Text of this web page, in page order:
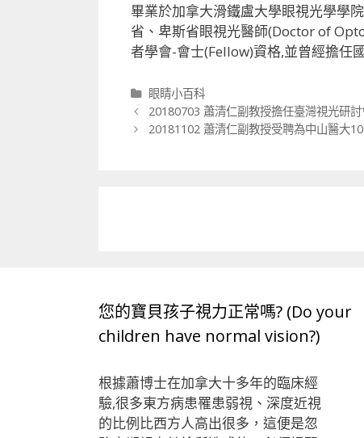
畢業於加拿大滑鐵盧大學眼視光學學
省、卑斯省眼視光醫師(Doctor of
者學會-會士(Fellow)資格,並曾經擔任
分類
眼睛小百科
文章導航列
20180703 蕭清仁副教授擔任臺灣視光研
20181102 蕭清仁副教授受聘為中山醫大
您的寶貝孩子視力正常嗎? (Do your
children have normal vision?)
根據蕭博士在加拿大十多年的臨床經
驗,很多東方病患罹患弱視、深度近視
的比例比西方人高出很多，這便是忽